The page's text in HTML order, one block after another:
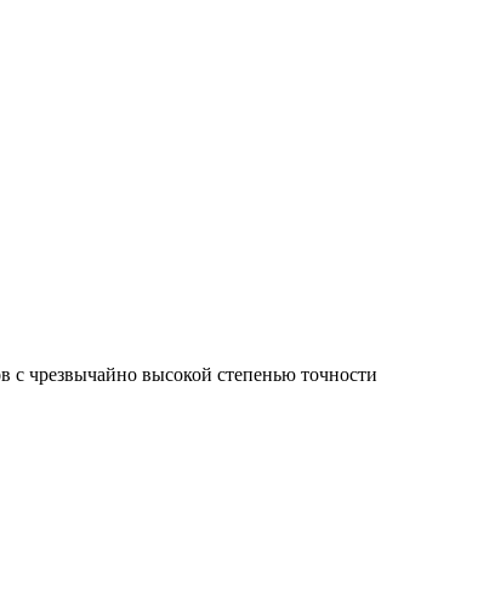
чрезвычайно высокой степенью точности